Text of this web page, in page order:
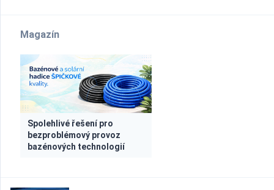
Magazín
Spolehlivé řešení pro
bezproblémový provoz
bazénových technologií